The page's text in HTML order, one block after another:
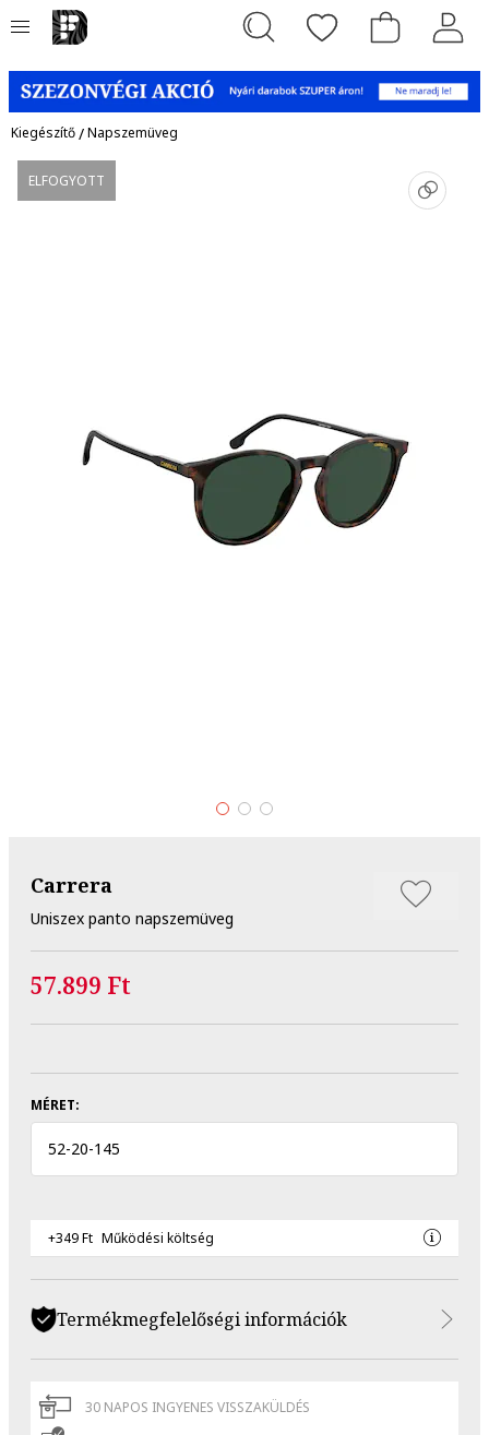
Kiegészítő/Napszemüveg
ELFOGYOTT
Carrera
Uniszex panto napszemüveg
57.899 Ft
MÉRET:
52-20-145
+349 Ft Működési költség
Termékmegfelelőségi információk
30 NAPOS INGYENES VISSZAKÜLDÉS